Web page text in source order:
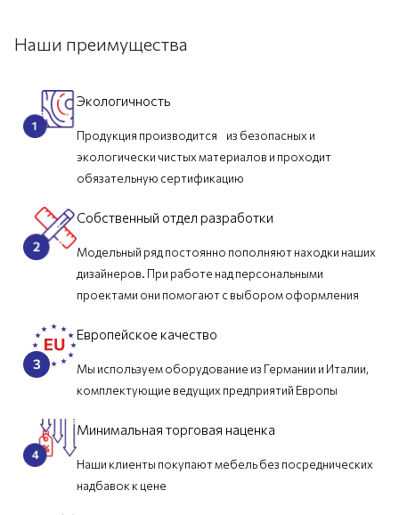
Наши преимущества
Экологичность
Продукция производится из безопасных и
экологически чистых материалов и проходит
обязательную сертификацию
Собственный отдел разработки
Модельный ряд постоянно пополняют находки наших
дизайнеров. При работе над персональными
проектами они помогают с выбором оформления
Европейское качество
Мы используем оборудование из Германии и Италии,
комплектующие ведущих предприятий Европы
Минимальная торговая наценка
Наши клиенты покупают мебель без посреднических
надбавок к цене